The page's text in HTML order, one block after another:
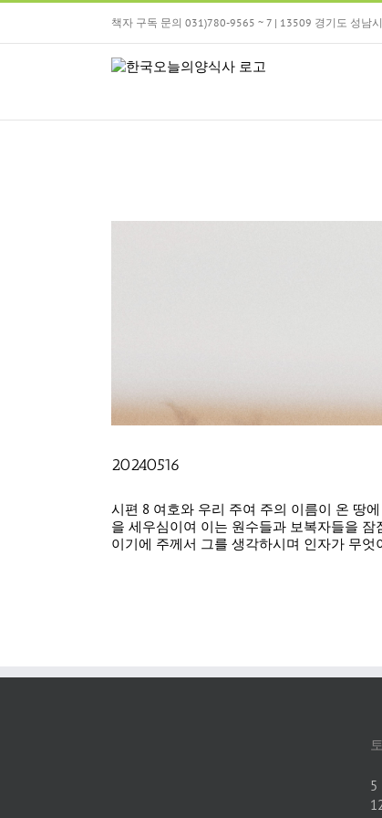
Skip
content
책자 구독 문의 031)780-9565 ~ 7 | 13509 경기도 성남
20240516
시편 8 여호와 우리 주여 주의 이름이 온 땅
을 세우심이여 이는 원수들과 보복자들을
이기에 주께서 그를 생각하시며 인자가 무엇
토
5